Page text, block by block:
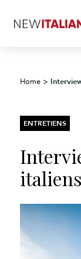
Home >
ENTRETIENS